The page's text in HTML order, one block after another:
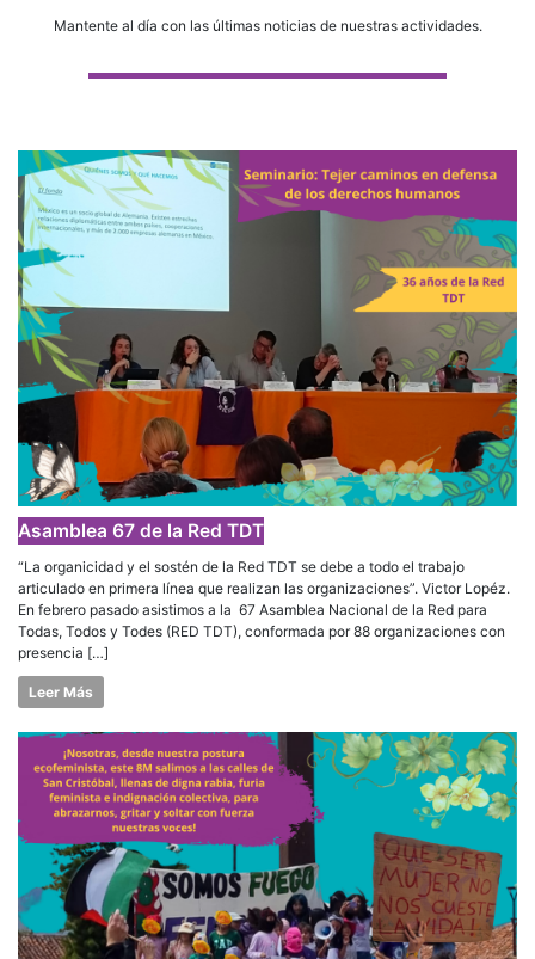
Mantente al día con las últimas noticias de nuestras actividades.
Asamblea 67 de la Red TDT
“La organicidad y el sostén de la Red TDT se debe a todo el trabajo
articulado en primera línea que realizan las organizaciones”. Victor Lopéz.
En febrero pasado asistimos a la 67 Asamblea Nacional de la Red para
Todas, Todos y Todes (RED TDT), conformada por 88 organizaciones con
presencia […]
Leer Más